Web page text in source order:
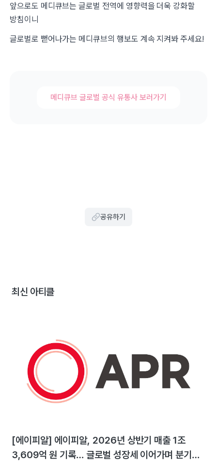
앞으로도 메디큐브는 글로벌 전역에 영향력을 더욱 강화할
방침이니
글로벌로 뻗어나가는 메디큐브의 행보도 계속 지켜봐 주세요!
메디큐브 글로벌 공식 유통사 보러가기
공유하기
최신 아티클
[에이피알] 에이피알, 2026년 상반기 매출 1조
3,609억 원 기록… 글로벌 성장세 이어가며 분기